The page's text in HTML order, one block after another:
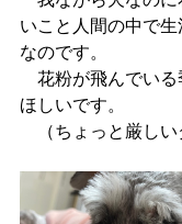
いこと人間の中で
なのです。
花粉が飛んでいる
ほしいです。
（ちょっと厳しい